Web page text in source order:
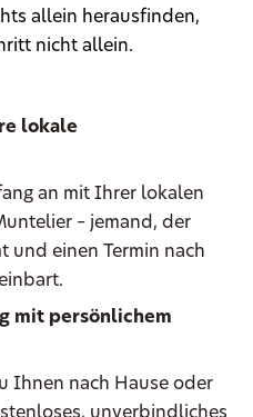
allein herausfinden,
nicht allein.
lokale
an mit Ihrer lokalen
– jemand, der
und einen Termin nach
mit persönlichem
Ihnen nach Hause oder